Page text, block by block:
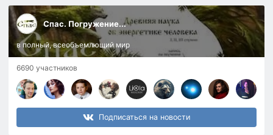
Спас. Погружение...
в полный, всеобъемлющий мир
6690 участников
Подписаться на новости